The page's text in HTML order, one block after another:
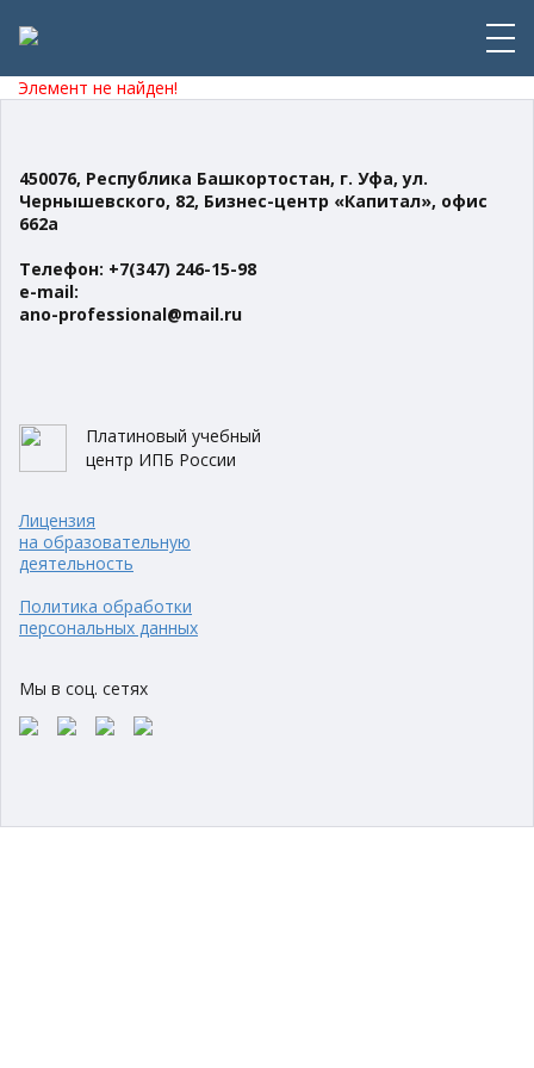
Элемент не найден!
450076, Республика Башкортостан, г. Уфа, ул.
Чернышевского, 82, Бизнес-центр «Капитал», офис
662а
Телефон: +7(347) 246-15-98
e-mail:
ano-professional@mail.ru
Платиновый учебный
центр ИПБ России
Лицензия
на образовательную
деятельность
Политика обработки
персональных данных
Мы в соц. сетях